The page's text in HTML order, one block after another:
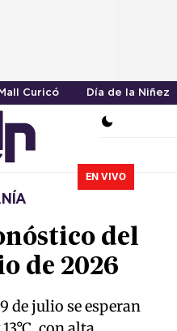
Curicó Día de la Niñez
EN VIVO
del
de 2026
de julio se esperan